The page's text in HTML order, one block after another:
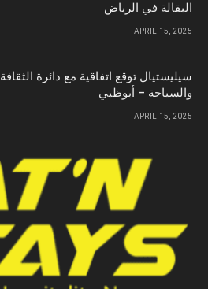
البقالة في الرياض
APRIL 15, 2025
سيليستيال توقع اتفاقية مع دائرة الثقافة
والسياحة – أبوظبي
APRIL 15, 2025